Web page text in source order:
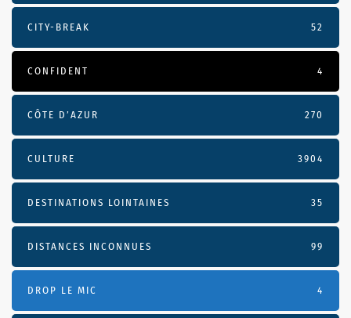
CITY-BREAK 52
CONFIDENT 4
CÔTE D’AZUR 270
CULTURE 3904
DESTINATIONS LOINTAINES 35
DISTANCES INCONNUES 99
DROP LE MIC 4